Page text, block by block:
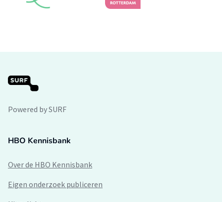
Powered by SURF
HBO Kennisbank
Over de HBO Kennisbank
Eigen onderzoek publiceren